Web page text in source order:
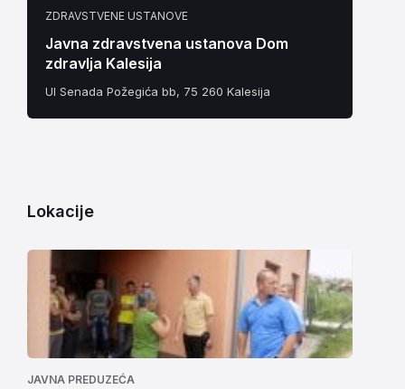
ZDRAVSTVENE USTANOVE
Javna zdravstvena ustanova Dom
zdravlja Kalesija
Ul Senada Požegića bb, 75 260 Kalesija
Lokacije
JAVNA PREDUZEĆA